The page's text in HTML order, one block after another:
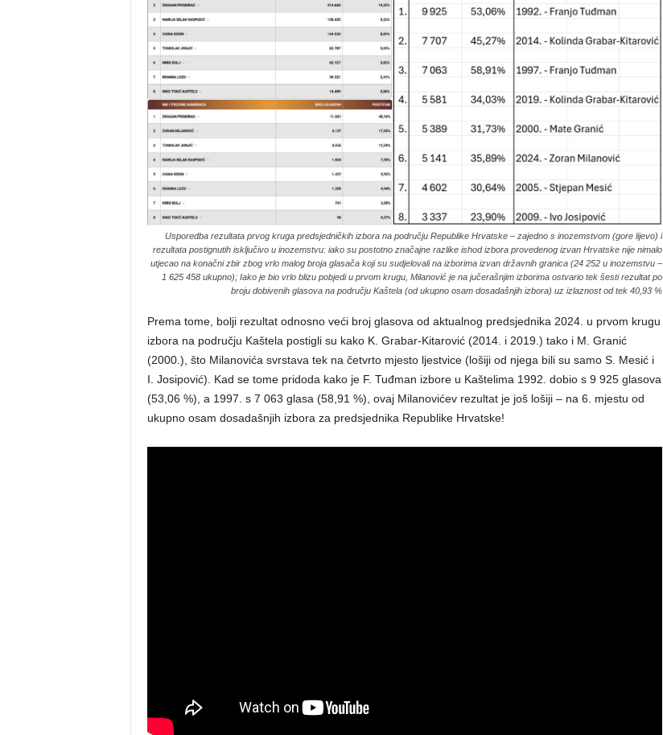
Usporedba rezultata prvog kruga predsjedničkih izbora na području Republike Hrvatske – zajedno s inozemstvom (gore lijevo) i
rezultata postignutih isključivo u inozemstvu: iako su postotno značajne razlike ishod izbora provedenog izvan Hrvatske nije nimalo
utjecao na konačni zbir zbog vrlo malog broja glasača koji su sudjelovali na izborima izvan državnih granica (24 252 u inozemstvu –
1 625 458 ukupno); Iako je bio vrlo blizu pobjedi u prvom krugu, Milanović je na jučerašnjim izborima ostvario tek šesti rezultat po
broju dobivenih glasova na području Kaštela (od ukupno osam dosadašnjih izbora) uz izlaznost od tek 40,93 %
Prema tome, bolji rezultat odnosno veći broj glasova od aktualnog predsjednika 2024. u prvom krugu
izbora na području Kaštela postigli su kako K. Grabar-Kitarović (2014. i 2019.) tako i M. Granić
(2000.), što Milanovića svrstava tek na četvrto mjesto ljestvice (lošiji od njega bili su samo S. Mesić i
I. Josipović). Kad se tome pridoda kako je F. Tuđman izbore u Kaštelima 1992. dobio s 9 925 glasova
(53,06 %), a 1997. s 7 063 glasa (58,91 %), ovaj Milanovićev rezultat je još lošiji – na 6. mjestu od
ukupno osam dosadašnjih izbora za predsjednika Republike Hrvatske!